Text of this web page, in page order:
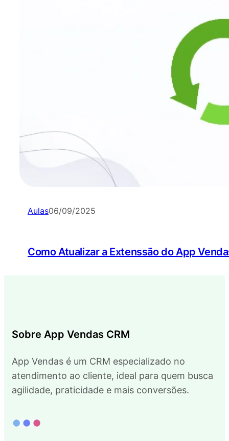
Aulas06/09/2025
Como Atualizar a Extenssão do App
Sobre App Vendas CRM
App Vendas é um CRM especializado no
atendimento ao cliente, ideal para quem busca
agilidade, praticidade e mais conversões.